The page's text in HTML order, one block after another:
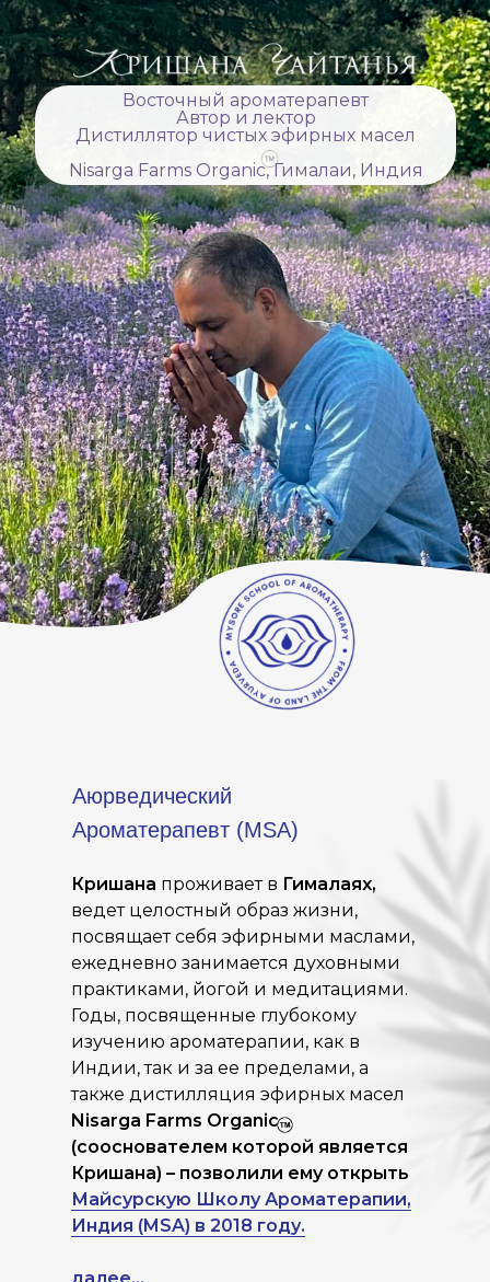
Восточный ароматерапевт
Автор и лектор
Дистиллятор чистых эфирных масел
Nisarga Farms Organic, Гималаи, Индия
Кришана проживает в Гималаях,
ведет целостный образ жизни,
посвящает себя эфирными маслами,
ежедневно занимается духовными
практиками, йогой и медитациями.
Годы, посвященные глубокому
изучению ароматерапии, как в
Индии, так и за ее пределами, а
также дистилляция эфирных масел
Nisarga Farms Organic
(сооснователем которой является
Кришана) – позволили ему открыть
Майсурскую Школу Ароматерапии,
Индия (MSA) в 2018 году.
Аюрведический
Ароматерапевт (MSA)